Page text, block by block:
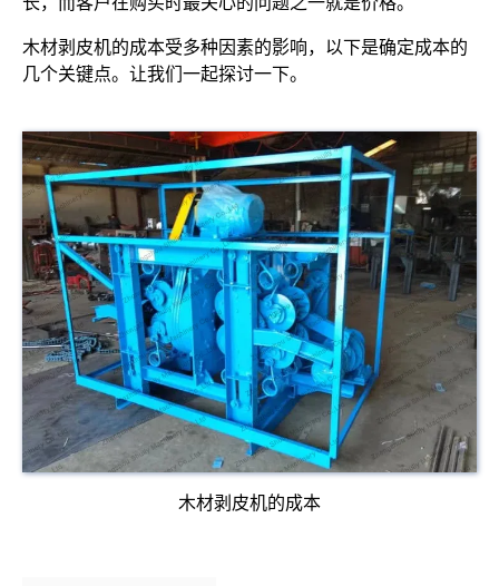
木材剥皮机的成本受多种因素的影响，以下是确定成本的
几个关键点。让我们一起探讨一下。
木材剥皮机的成本